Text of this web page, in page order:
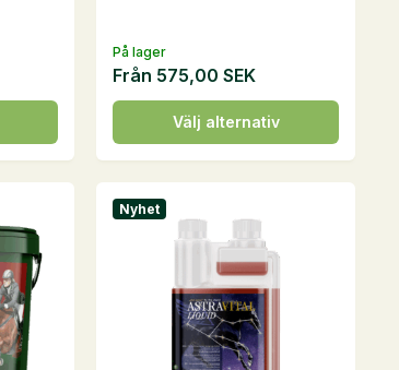
På lager
Från 575,00SEK
Välj alternativ
Den
här
produkten
har
flera
varianter.
alternativen
Nyhet